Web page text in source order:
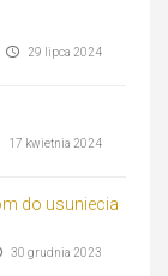
29 lipca 2024
17 kwietnia 2024
do usuniecia
30 grudnia 2023